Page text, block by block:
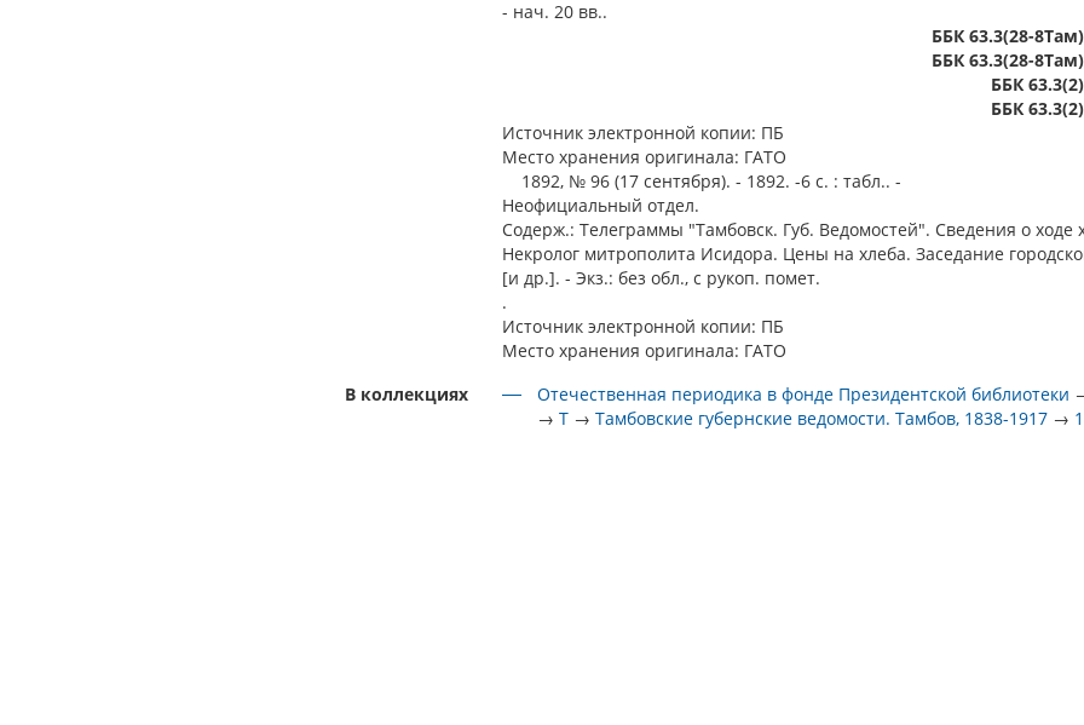
- нач. 20 вв..
ББК 63.3(28-
ББК 63.3(28-
ББК
ББК
Источник электронной копии: ПБ
Место хранения оригинала: ГАТО
1892, № 96 (17 сентября). - 1892. -6 с. : табл.. -
Неофициальный отдел.
Содерж.: Телеграммы "Тамбовск. Губ. Ведомостей". Сведения о ходе
Некролог митрополита Исидора. Цены на хлеба. Заседание
[и др.]. - Экз.: без обл., с рукоп. помет.
.
Источник электронной копии: ПБ
Место хранения оригинала: ГАТО
В коллекциях
Отечественная периодика в фонде Президентской библиотеки
→Т →Тамбовские губернские ведомости. Тамбов, 1838-1917 →